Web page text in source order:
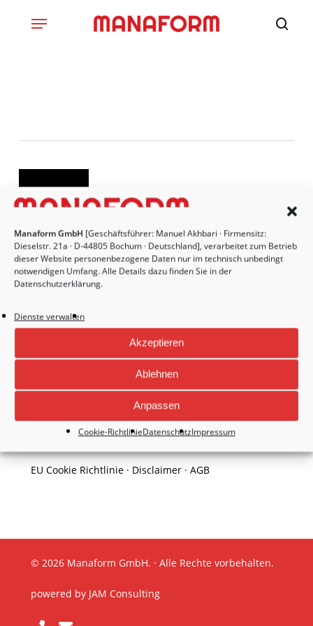
Manaform GmbH [Geschäftsführer: Manuel Akhbari · Firmensitz:
Dieselstr. 21a · D-44805 Bochum · Deutschland], verarbeitet zum Betrieb
dieser Website personenbezogene Daten nur im technisch unbedingt
notwendigen Umfang. Alle Details dazu finden Sie in der
Datenschutzerklärung.
Dienste verwalten
Akzeptieren
Ablehnen
Anpassen
Cookie-RichtlinieDatenschutzImpressum
Ownage
Impressum·Datenschutzerklärung·Datenschutz
Social Media
EU Cookie Richtlinie · Disclaimer ·AGB
© 2026 Manaform GmbH. · Alle Rechte vorbehalten.
powered by JAM Consulting